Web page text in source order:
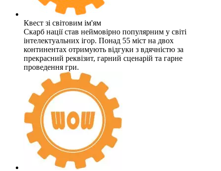
Квест зі світовим ім'ям
Скарб нації став неймовірно популярним у світі
інтелектуальних ігор. Понад 55 міст на двох
континентах отримують відгуки з вдячністю за
прекрасний реквізит, гарний сценарій та гарне
проведення гри.